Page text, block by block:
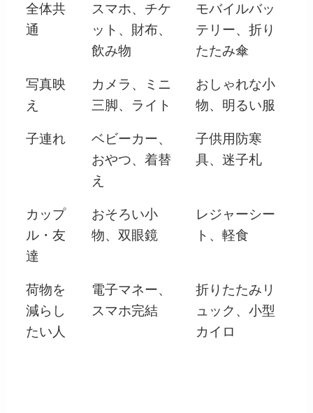
全体共
通
スマホ、チケ
ット、財布、
飲み物
モバイルバッ
テリー、折り
たたみ傘
写真映
え
カメラ、ミニ
三脚、ライト
おしゃれな小
物、明るい服
子連れ
ベビーカー、
おやつ、着替
え
子供用防寒
具、迷子札
カップ
ル・友
達
おそろい小
物、双眼鏡
レジャーシー
ト、軽食
荷物を
減らし
たい人
電子マネー、
スマホ完結
折りたたみリ
ュック、小型
カイロ